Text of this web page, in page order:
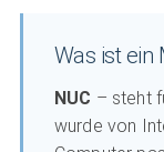
Was ist ein
NUC – steht
wurde von